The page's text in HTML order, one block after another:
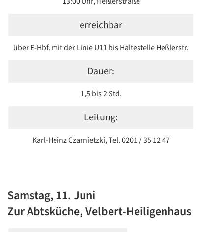
erreichbar
über E-Hbf. mit der Linie U11 bis Haltestelle Heßlerstr.
Dauer:
1,5 bis 2 Std.
Leitung:
Karl-Heinz Czarnietzki, Tel. 0201 / 35 12 47
Samstag, 11. Juni
Zur Abtsküche, Velbert-Heiligenhaus
Datenschutzerklärung
Datenschutzerklärung
Datenschutzerklärung
Übersetzen